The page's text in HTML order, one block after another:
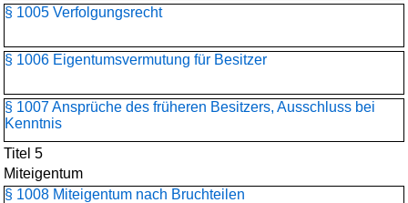
§ 1005 Verfolgungsrecht
§ 1006 Eigentumsvermutung für Besitzer
§ 1007 Ansprüche des früheren Besitzers, Ausschluss bei
Kenntnis
Titel 5
Miteigentum
§ 1008 Miteigentum nach Bruchteilen